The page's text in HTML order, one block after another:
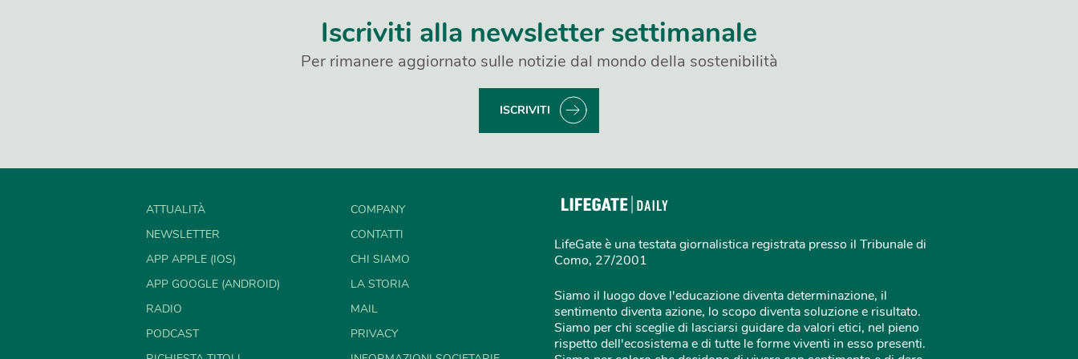
Iscriviti alla newsletter settimanale
Per rimanere aggiornato sulle notizie dal mondo della sostenibilità
ISCRIVITI
ATTUALITÀ
NEWSLETTER
APP APPLE (IOS)
APP GOOGLE (ANDROID)
RADIO
PODCAST
COMPANY
CONTATTI
CHI SIAMO
LA STORIA
MAIL
PRIVACY
LifeGate è una testata giornalistica registrata presso il Tribunale di
Como, 27/2001
Siamo il luogo dove l'educazione diventa determinazione, il
sentimento diventa azione, lo scopo diventa soluzione e risultato.
Siamo per chi sceglie di lasciarsi guidare da valori etici, nel pieno
rispetto dell'ecosistema e di tutte le forme viventi in esso presenti.